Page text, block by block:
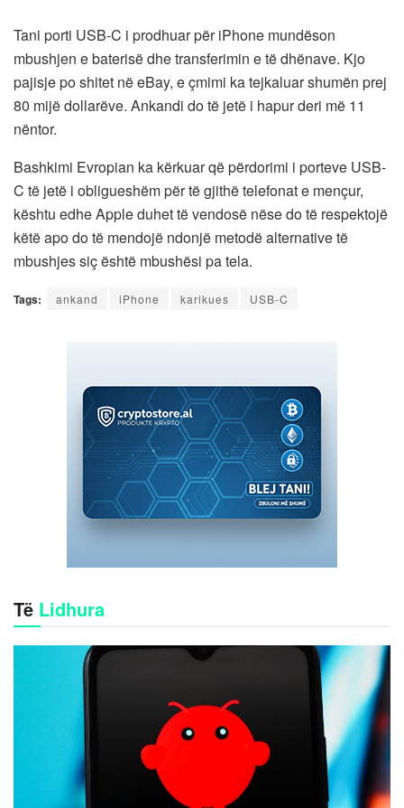
Tani porti USB-C i prodhuar për iPhone mundëson
mbushjen e baterisë dhe transferimin e të dhënave. Kjo
pajisje po shitet në eBay, e çmimi ka tejkaluar shumën prej
80 mijë dollarëve. Ankandi do të jetë i hapur deri më 11
nëntor.
Bashkimi Evropian ka kërkuar që përdorimi i porteve USB-
C të jetë i obligueshëm për të gjithë telefonat e mençur,
kështu edhe Apple duhet të vendosë nëse do të respektojë
këtë apo do të mendojë ndonjë metodë alternative të
mbushjes siç është mbushësi pa tela.
Tags: ankand iPhone karikues USB-C
Të Lidhura